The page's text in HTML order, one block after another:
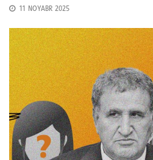
11 NOYABR 2025